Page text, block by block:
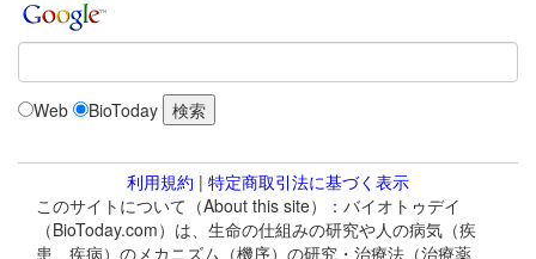
Web BioToday
利用規約 | 特定商取引法に基づく表示
このサイトについて（About this site）：バイオトゥデイ
（BioToday.com）は、生命の仕組みの研究や人の病気（疾
患、疾病）のメカニズム（機序）の研究・治療法（治療薬、